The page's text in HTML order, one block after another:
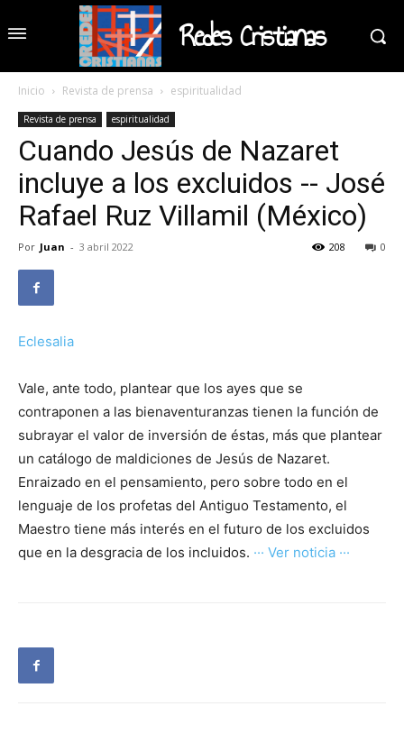
Redes Cristianas
Inicio Revista de prensa espiritualidad
Revista de prensa espiritualidad
Cuando Jesús de Nazaret
incluye a los excluidos -- José
Rafael Ruz Villamil (México)
Por Juan - 3 abril 2022 0
208
Eclesalia
Vale, ante todo, plantear que los ayes que se
contraponen a las bienaventuranzas tienen la función de
subrayar el valor de inversión de éstas, más que plantear
un catálogo de maldiciones de Jesús de Nazaret.
Enraizado en el pensamiento, pero sobre todo en el
lenguaje de los profetas del Antiguo Testamento, el
Maestro tiene más interés en el futuro de los excluidos
que en la desgracia de los incluidos. ··· Ver noticia ···